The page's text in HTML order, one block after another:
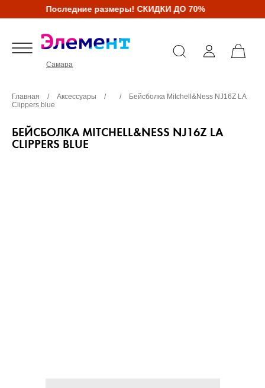
Последние размеры! СКИДКИ ДО 70%
Самара
Главная / Аксессуары / /
Бейсболка Mitchell&Ness NJ16Z LA
Clippers blue
БЕЙСБОЛКА MITCHELL&NESS NJ16Z LA
CLIPPERS BLUE